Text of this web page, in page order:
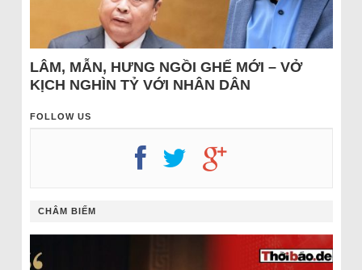
LÂM, MẪN, HƯNG NGỒI GHẾ MỚI – VỞ
KỊCH NGHÌN TỶ VỚI NHÂN DÂN
FOLLOW US
CHÂM BIẾM